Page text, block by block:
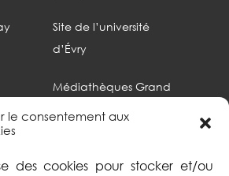
le consentement aux
des cookies pour stocker et/ou
Site de l’université
d’Évry
Médiathèques Grand